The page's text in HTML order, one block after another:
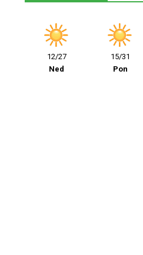
12/27
Ned
15/31
Pon